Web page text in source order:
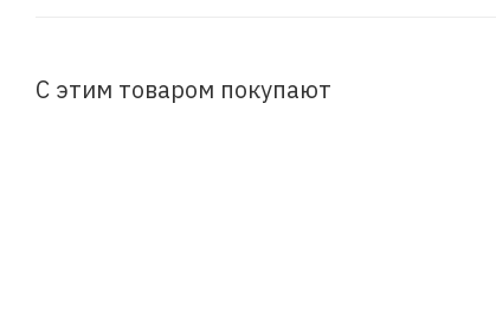
С этим товаром покупают